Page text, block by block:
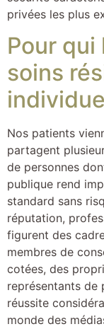
privées les plus
Pour qui
soins
Nos patients
partagent
de personnes
publique rend
standard sans
réputation,
figurent des
membres de
cotées, des
représentants de
réussite
monde des